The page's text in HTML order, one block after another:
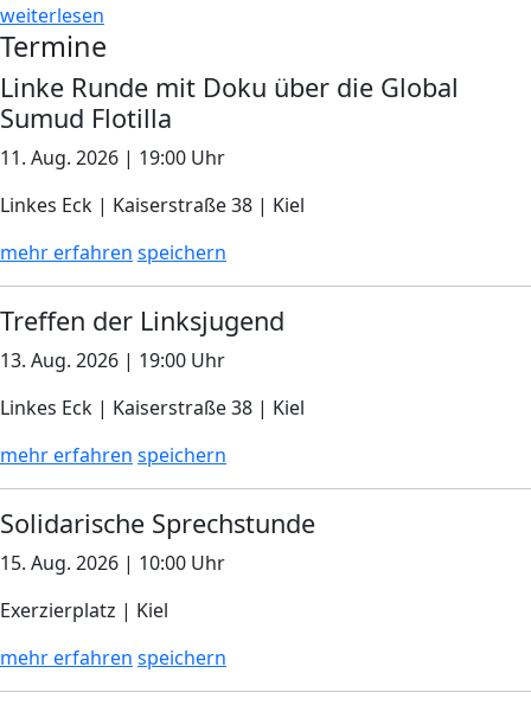
weiterlesen
Termine
Linke Runde mit Doku über die Global
Sumud Flotilla
11. Aug. 2026 | 19:00 Uhr
Linkes Eck | Kaiserstraße 38 | Kiel
mehr erfahren speichern
Treffen der Linksjugend
13. Aug. 2026 | 19:00 Uhr
Linkes Eck | Kaiserstraße 38 | Kiel
mehr erfahren speichern
Solidarische Sprechstunde
15. Aug. 2026 | 10:00 Uhr
Exerzierplatz | Kiel
mehr erfahren speichern